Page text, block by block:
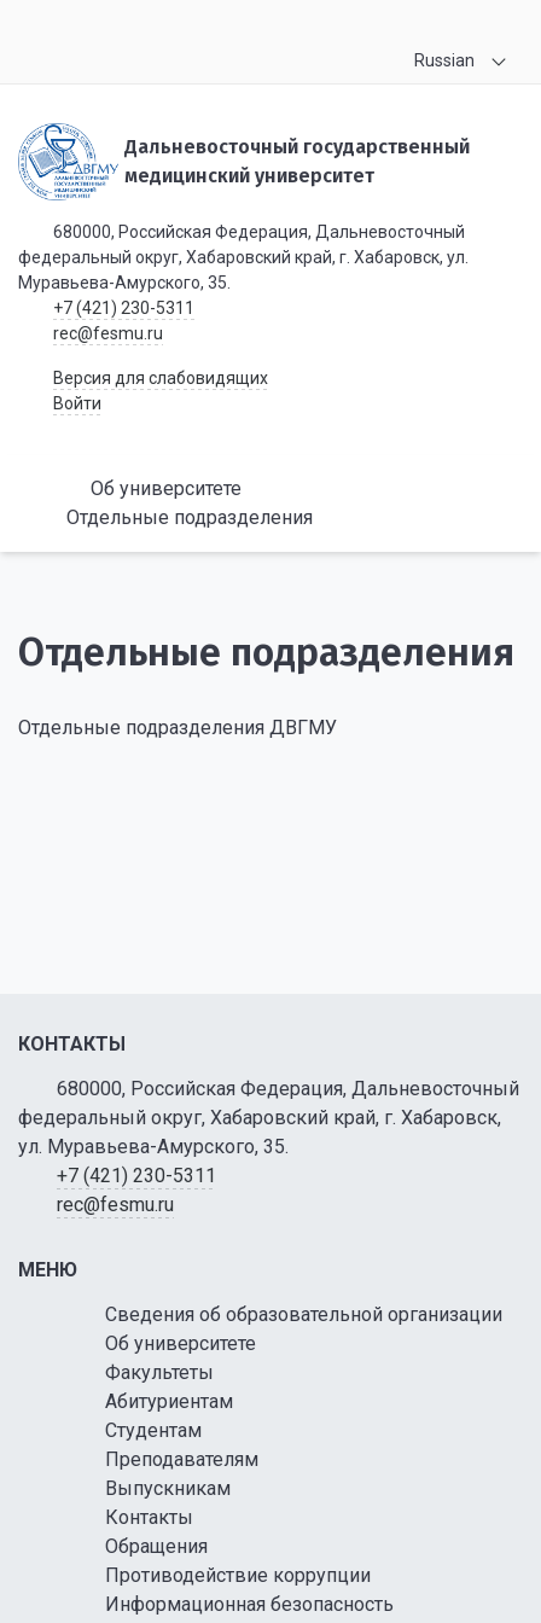
Russian
Дальневосточный государственный
медицинский университет
680000, Российская Федерация, Дальневосточный
федеральный округ, Хабаровский край, г. Хабаровск, ул.
Муравьева-Амурского, 35.
+7 (421) 230-5311
rec@fesmu.ru
Версия для слабовидящих
Войти
Об университете
Отдельные подразделения
Отдельные подразделения
Отдельные подразделения ДВГМУ
КОНТАКТЫ
680000, Российская Федерация, Дальневосточный
федеральный округ, Хабаровский край, г. Хабаровск,
ул. Муравьева-Амурского, 35.
+7 (421) 230-5311
rec@fesmu.ru
МЕНЮ
Сведения об образовательной организации
Об университете
Факультеты
Абитуриентам
Студентам
Преподавателям
Выпускникам
Контакты
Обращения
Противодействие коррупции
Информационная безопасность